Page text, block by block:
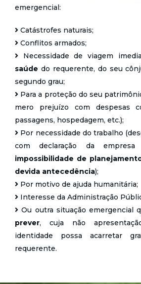
emergencial:
Catástrofes naturais;
Conflitos armados;
Necessidade de viagem
saúde do requerente, do seu
segundo grau;
Para a proteção do seu
mero prejuízo com despesas
passagens, hospedagem, etc.);
Por necessidade do trabalho
com declaração da empresa
impossibilidade de
devida antecedência);
Por motivo de ajuda humanitária;
Interesse da Administração
Ou outra situação emergencial
prever, cuja não
identidade possa acarretar
requerente.